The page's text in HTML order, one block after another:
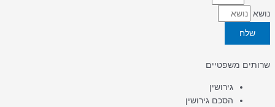
נושא
שלח
שרותים משפטיים
גירושין
הסכם גירושין